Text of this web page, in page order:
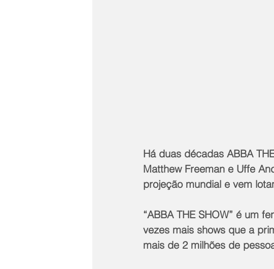
Há duas décadas ABBA
Matthew Freeman e Uffe
projeção mundial e vem
“ABBA THE SHOW” é um
vezes mais shows que a
mais de 2 milhões de